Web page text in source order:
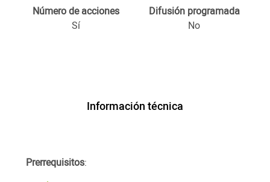
Número de acciones
Sí
Difusión programada
No
Información técnica
Prerrequisitos: